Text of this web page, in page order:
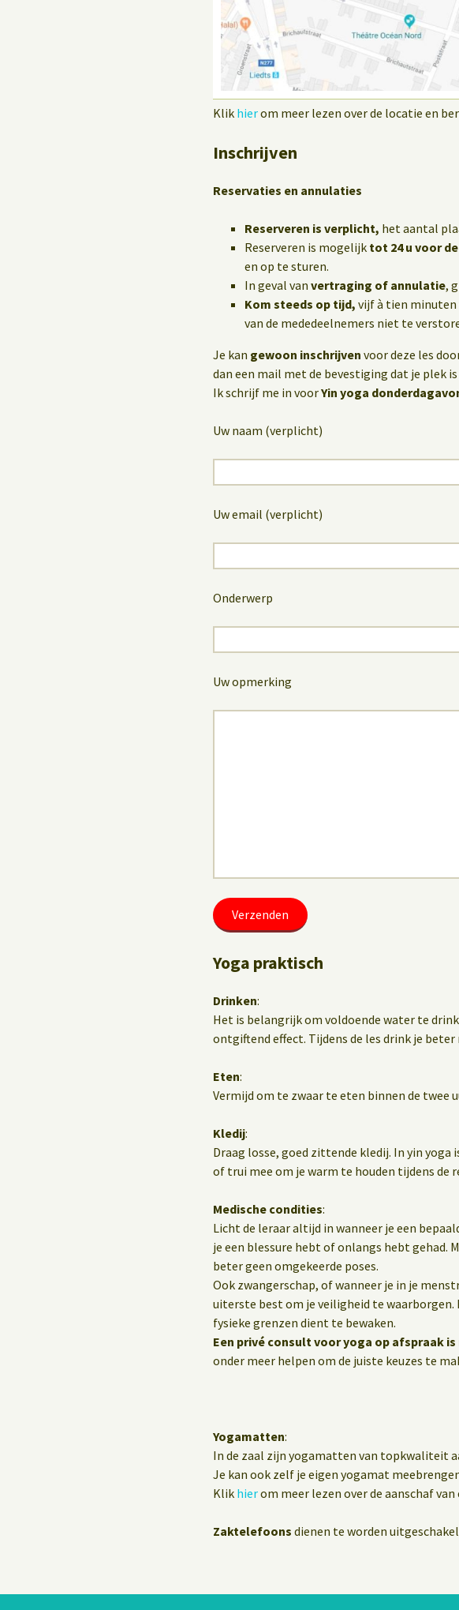
Klik hierom meer lezen over de locatie en
Inschrijven
Reservaties en annulaties
Reserveren is verplicht, het aantal
Reserveren is mogelijk tot 24 u voor
en op te sturen.
In geval van vertraging of annulatie,
Kom steeds op tijd, vijf à tien minuten
van de mededeelnemers niet te
Je kan gewoon inschrijven voor deze les
dan een mail met de bevestiging dat je plek is
Ik schrijf me in voorYin yoga
Uw naam (verplicht)
Uw email (verplicht)
Onderwerp
Uw opmerking
Yoga praktisch
Drinken:
Het is belangrijk om voldoende water te
ontgiftend effect. Tijdens de les drink je beter
Eten:
Vermijd om te zwaar te eten binnen de twee
Kledij:
Draag losse, goed zittende kledij. In yin
of trui mee om je warm te houden tijdens de
Medische condities:
Licht de leraar altijd in wanneer je een
je een blessure hebt of onlangs hebt gehad.
beter geen omgekeerde poses.
Ook zwangerschap, of wanneer je in je
uiterste best om je veiligheid te
fysieke grenzen dient te bewaken.
Een privé consult voor yoga op afspraak
onder meer helpen om de juiste keuzes te
Yogamatten:
In de zaal zijn yogamatten van topkwaliteit
Je kan ook zelf je eigen yogamat
Klik hierom meer lezen over de aanschaf
Zaktelefoons dienen te worden